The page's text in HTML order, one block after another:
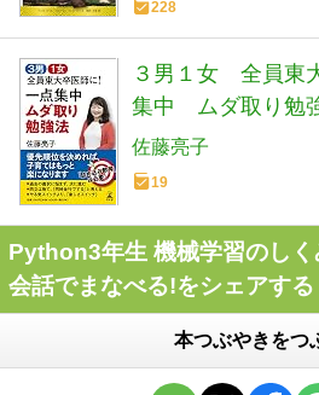
228
３男１女 全員東
集中 ムダ取り勉
佐藤亮子
19
Python3年生 機械学習のし
会話でまなべる!をシェアする
本つぶやきをつ